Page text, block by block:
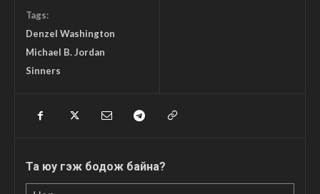
Tags:
Denzel Washington
Michael B. Jordan
Sinners
Та юу гэж бодож байна?